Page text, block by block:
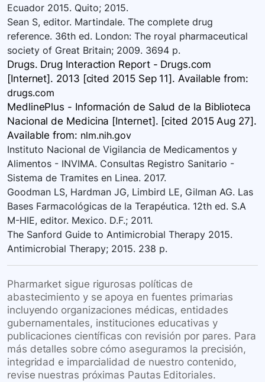
Ecuador 2015. Quito; 2015.
Sean S, editor. Martindale. The complete drug
reference. 36th ed. London: The royal pharmaceutical
society of Great Britain; 2009. 3694 p.
Drugs. Drug Interaction Report - Drugs.com
[Internet]. 2013 [cited 2015 Sep 11]. Available from:
drugs.com
MedlinePlus - Información de Salud de la Biblioteca
Nacional de Medicina [Internet]. [cited 2015 Aug 27].
Available from: nlm.nih.gov
Instituto Nacional de Vigilancia de Medicamentos y
Alimentos - INVIMA. Consultas Registro Sanitario -
Sistema de Tramites en Linea. 2017.
Goodman LS, Hardman JG, Limbird LE, Gilman AG. Las
Bases Farmacológicas de la Terapéutica. 12th ed. S.A
M-HIE, editor. Mexico. D.F.; 2011.
The Sanford Guide to Antimicrobial Therapy 2015.
Antimicrobial Therapy; 2015. 238 p.
Pharmarket sigue rigurosas políticas de
abastecimiento y se apoya en fuentes primarias
incluyendo organizaciones médicas, entidades
gubernamentales, instituciones educativas y
publicaciones científicas con revisión por pares. Para
más detalles sobre cómo aseguramos la precisión,
integridad e imparcialidad de nuestro contenido,
revise nuestras próximas Pautas Editoriales.